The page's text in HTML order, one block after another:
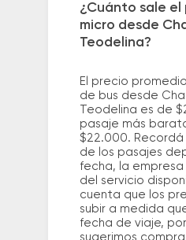
¿Cuánto sale el
micro desde
Teodelina?
El precio
de bus desde
Teodelina es de
pasaje más
$22.000.
de los pasajes
fecha, la
del servicio
cuenta que los
subir a medida
fecha de viaje,
sugerimos